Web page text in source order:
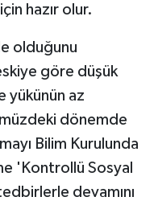
hazır olur.
olduğunu
göre düşük
yükünün az
dönemde
Bilim Kurulunda
'Kontrollü Sosyal
devamını